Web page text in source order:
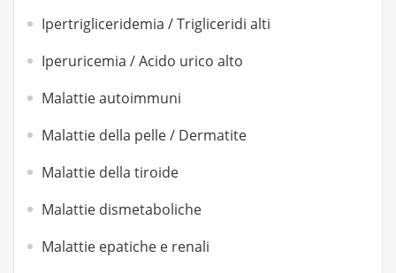
Ipertrigliceridemia / Trigliceridi alti
Iperuricemia / Acido urico alto
Malattie autoimmuni
Malattie della pelle / Dermatite
Malattie della tiroide
Malattie dismetaboliche
Malattie epatiche e renali